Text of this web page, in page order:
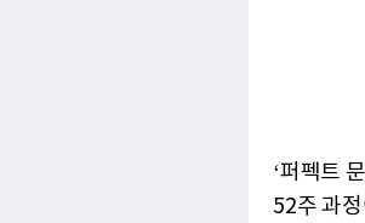
‘퍼펙트
52주 과